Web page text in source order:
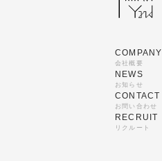
COMPANY
会社概要
NEWS
お知らせ
CONTACT
お問い合わせ
RECRUIT
リクルート